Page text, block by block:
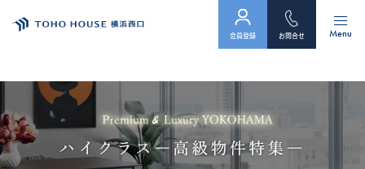
トップ
物件検索
会員フォーム
Menu
お問合せ
会員登録